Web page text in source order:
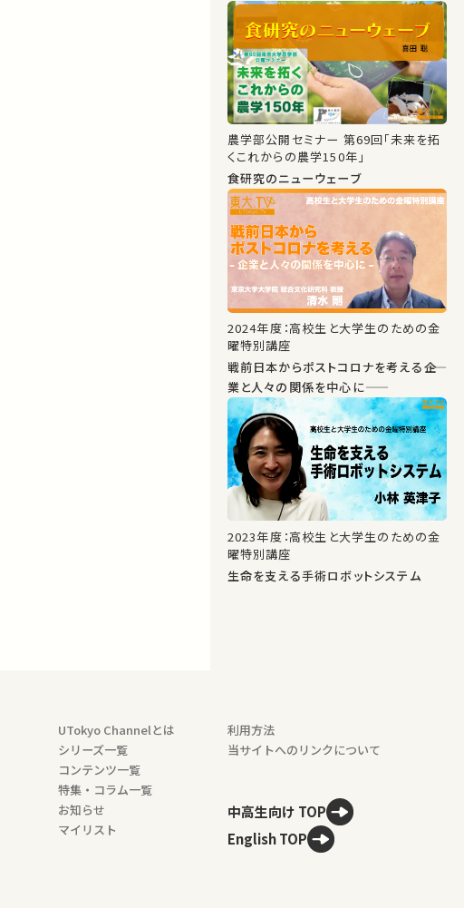
農学部公開セミナー 第69回「未来を拓
くこれからの農学150年」
食研究のニューウェーブ
2024年度：高校生と大学生のための金
曜特別講座
戦前日本からポストコロナを考える――企
業と人々の関係を中心に――
2023年度：高校生と大学生のための金
曜特別講座
生命を支える手術ロボットシステム
UTokyo Channelとは
シリーズ一覧
コンテンツ一覧
特集・コラム一覧
お知らせ
マイリスト
利用方法
当サイトへのリンクについて
中高生向け TOP
English TOP